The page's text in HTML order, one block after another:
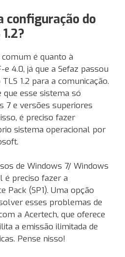
configuração do
é quanto à
4.0, já que a Sefaz passou
1.2 para a comunicação.
esse sistema só
7 e versões superiores
é preciso fazer
sistema operacional por
de Windows 7/ Windows
é preciso fazer a
Pack (SP1). Uma opção
esses problemas de
a Acertech, que oferece
a emissão ilimitada de
Pense nisso!